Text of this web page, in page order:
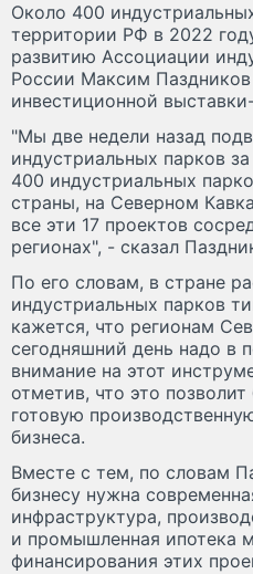
Около 400
территории РФ в 2022
развитию Ассоциации
России Максим
инвестиционной
"Мы две недели назад
индустриальных парков
400 индустриальных
страны, на Северном
все эти 17 проектов
регионах", - сказал
По его словам, в стране
индустриальных парков
кажется, что регионам
сегодняшний день надо в
внимание на этот
отметив, что это
готовую
бизнеса.
Вместе с тем, по словам
бизнесу нужна
инфраструктура,
и промышленная ипотека
финансирования этих